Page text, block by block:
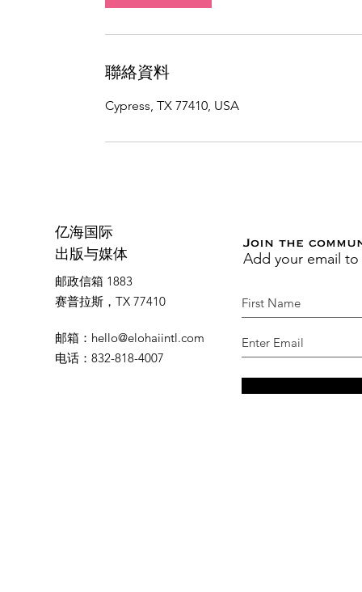
聯絡資料
Cypress, TX 77410, USA
亿海国际
出版与媒体
邮政信箱 1883
赛普拉斯，TX 77410
邮箱 ： hello@elohaiintl.com
电话 ：832-818-4007
Join the
Add your email